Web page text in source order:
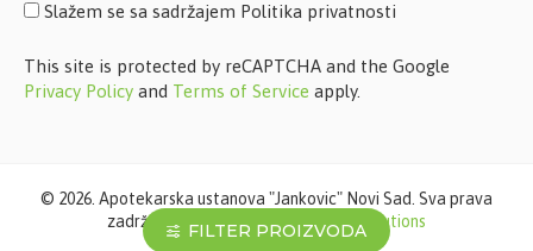
Slažem se sa sadržajem Politika privatnosti
This site is protected by reCAPTCHA and the Google
Privacy Policy and Terms of Service apply.
© 2026. Apotekarska ustanova "Jankovic" Novi Sad. Sva prava
zadržana. Softverska izrada STIV Solutions
FILTER PROIZVODA